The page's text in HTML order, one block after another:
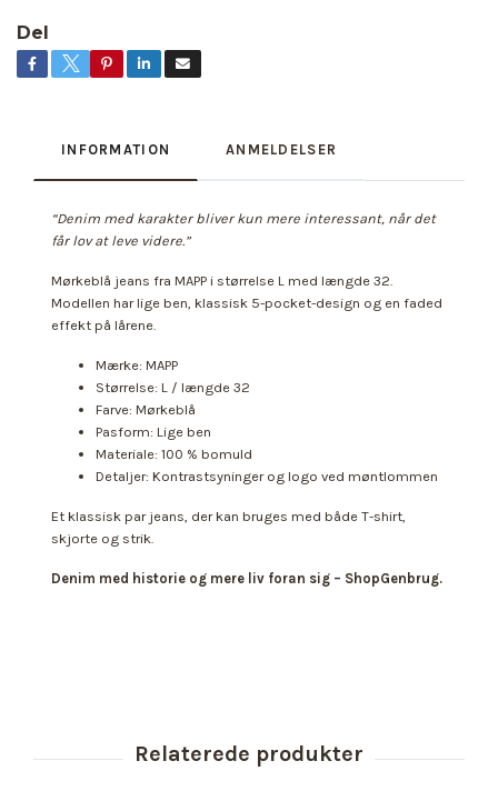
Del
INFORMATION ANMELDELSER
“Denim med karakter bliver kun mere interessant, når det
får lov at leve videre.”
Mørkeblå jeans fra MAPP i størrelse L med længde 32.
Modellen har lige ben, klassisk 5-pocket-design og en faded
effekt på lårene.
Mærke: MAPP
Størrelse: L / længde 32
Farve: Mørkeblå
Pasform: Lige ben
Materiale: 100 % bomuld
Detaljer: Kontrastsyninger og logo ved møntlommen
Et klassisk par jeans, der kan bruges med både T-shirt,
skjorte og strik.
Denim med historie og mere liv foran sig – ShopGenbrug.